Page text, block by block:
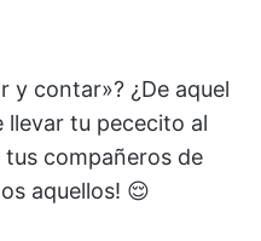
y contar»? ¿De aquel
llevar tu pececito al
compañeros de
aquellos! 😌